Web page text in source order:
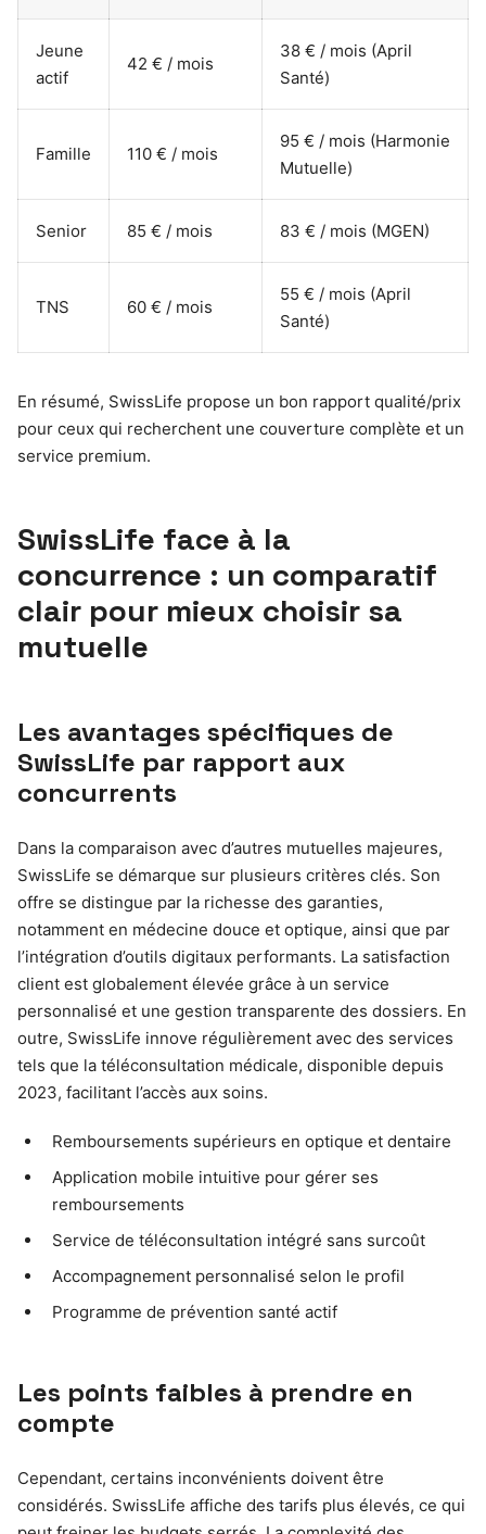
Jeune
actif
42 € / mois
38 € / mois (April
Santé)
Famille 110 € / mois
95 € / mois (Harmonie
Mutuelle)
Senior 85 € / mois 83 € / mois (MGEN)
TNS 60 € / mois
55 € / mois (April
Santé)
En résumé, SwissLife propose un bon rapport qualité/prix
pour ceux qui recherchent une couverture complète et un
service premium.
SwissLife face à la
concurrence : un comparatif
clair pour mieux choisir sa
mutuelle
Les avantages spécifiques de
SwissLife par rapport aux
concurrents
Dans la comparaison avec d’autres mutuelles majeures,
SwissLife se démarque sur plusieurs critères clés. Son
offre se distingue par la richesse des garanties,
notamment en médecine douce et optique, ainsi que par
l’intégration d’outils digitaux performants. La satisfaction
client est globalement élevée grâce à un service
personnalisé et une gestion transparente des dossiers. En
outre, SwissLife innove régulièrement avec des services
tels que la téléconsultation médicale, disponible depuis
2023, facilitant l’accès aux soins.
Remboursements supérieurs en optique et dentaire
Application mobile intuitive pour gérer ses
remboursements
Service de téléconsultation intégré sans surcoût
Accompagnement personnalisé selon le profil
Programme de prévention santé actif
Les points faibles à prendre en
compte
Cependant, certains inconvénients doivent être
considérés. SwissLife affiche des tarifs plus élevés, ce qui